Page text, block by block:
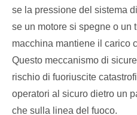
se la pressione del sistema
se un motore si spegne o un
macchina mantiene il carico
Questo meccanismo di
rischio di fuoriuscite
operatori al sicuro dietro un
che sulla linea del fuoco.